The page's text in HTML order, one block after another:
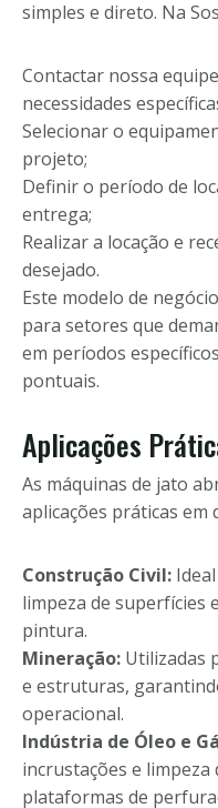
simples e direto. Na
Contactar nossa
necessidades
Selecionar o
projeto;
Definir o período de
entrega;
Realizar a locação e
desejado.
Este modelo de
para setores que
em períodos
pontuais.
Aplicações
As máquinas de jato
aplicações práticas em
Construção Civil:
limpeza de superfícies
pintura.
Mineração: Utilizadas
e estruturas,
operacional.
Indústria de Óleo e
incrustações e
plataformas de